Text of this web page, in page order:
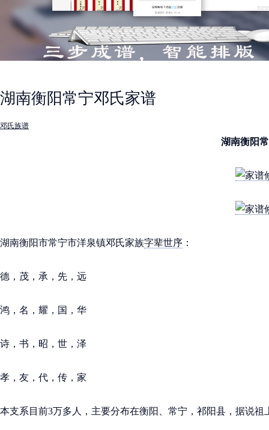
湖南衡阳常宁邓氏家谱
邓氏族谱
湖南衡阳
湖南衡阳市常宁市洋泉镇邓氏家族字辈世序 ：
德，茂，承，先，远
鸿，名，耀，国，华
诗，书，昭，世，泽
孝，友，代，传，家
本支系目前3万多人，主要分布在衡阳、常宁，祁阳县，据说